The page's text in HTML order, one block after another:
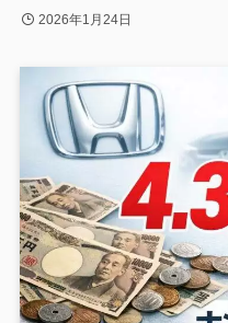
2026年1月24日